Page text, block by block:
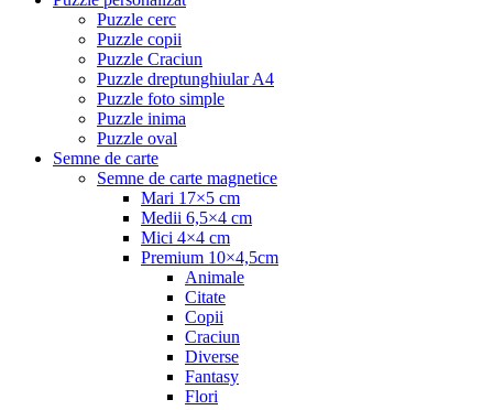
Puzzle cerc
Puzzle copii
Puzzle Craciun
Puzzle dreptunghiular A4
Puzzle foto simple
Puzzle inima
Puzzle oval
Semne de carte
Semne de carte magnetice
Mari 17×5 cm
Medii 6,5×4 cm
Mici 4×4 cm
Premium 10×4,5cm
Animale
Citate
Copii
Craciun
Diverse
Fantasy
Flori